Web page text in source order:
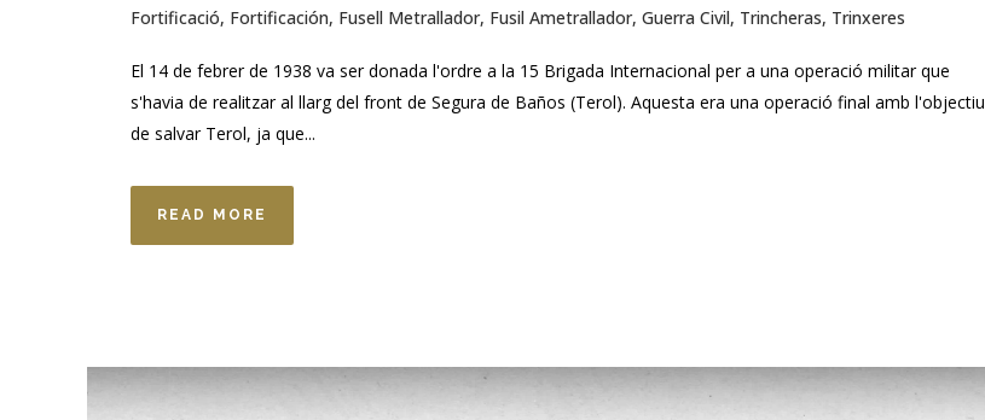
Fortificació, Fortificación, Fusell Metrallador, Fusil Ametrallador, Guerra Civil, Trincheras, Trinxeres
El 14 de febrer de 1938 va ser donada l'ordre a la 15 Brigada Internacional per a una operació militar que
s'havia de realitzar al llarg del front de Segura de Baños (Terol). Aquesta era una operació final amb l'objectiu
de salvar Terol, ja que...
READ MORE